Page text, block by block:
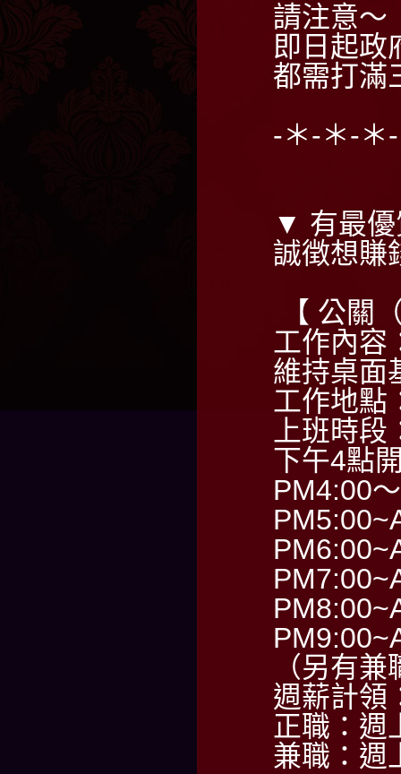
請注意～
即日起政
都需打滿
-＊-＊-＊
▼ 有最
誠徴想賺
【 公關
工作內容
維持桌面
工作地點
上班時段
下午4點
PM4:00
（另有
週薪計領
正職：週
兼職：週